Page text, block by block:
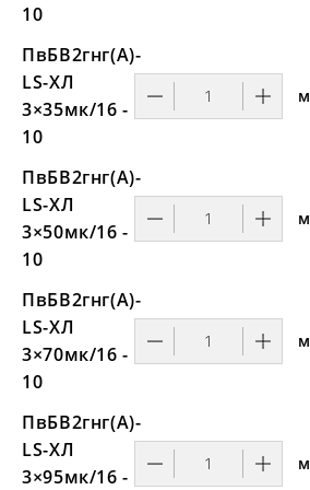
10
ПвБВ2гнг(А)-
LS-ХЛ
3×35мк/16 -
10
м
ПвБВ2гнг(А)-
LS-ХЛ
3×50мк/16 -
10
м
ПвБВ2гнг(А)-
LS-ХЛ
3×70мк/16 -
10
м
ПвБВ2гнг(А)-
LS-ХЛ
3×95мк/16 -
м